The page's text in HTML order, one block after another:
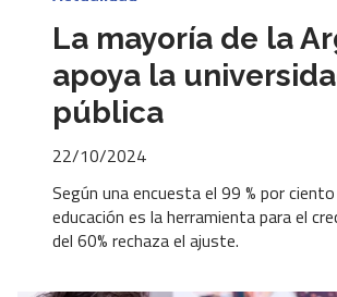
La mayoría de la
apoya la
pública
Según una encuesta el 99 % por
educación es la herramienta para el
del 60% rechaza el ajuste.
22/10/2024